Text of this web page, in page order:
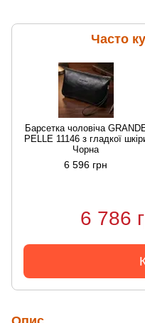
Часто
Барсетка чоловіча
PELLE 11146 з гладкої
Чорна
6 596 грн
6 786